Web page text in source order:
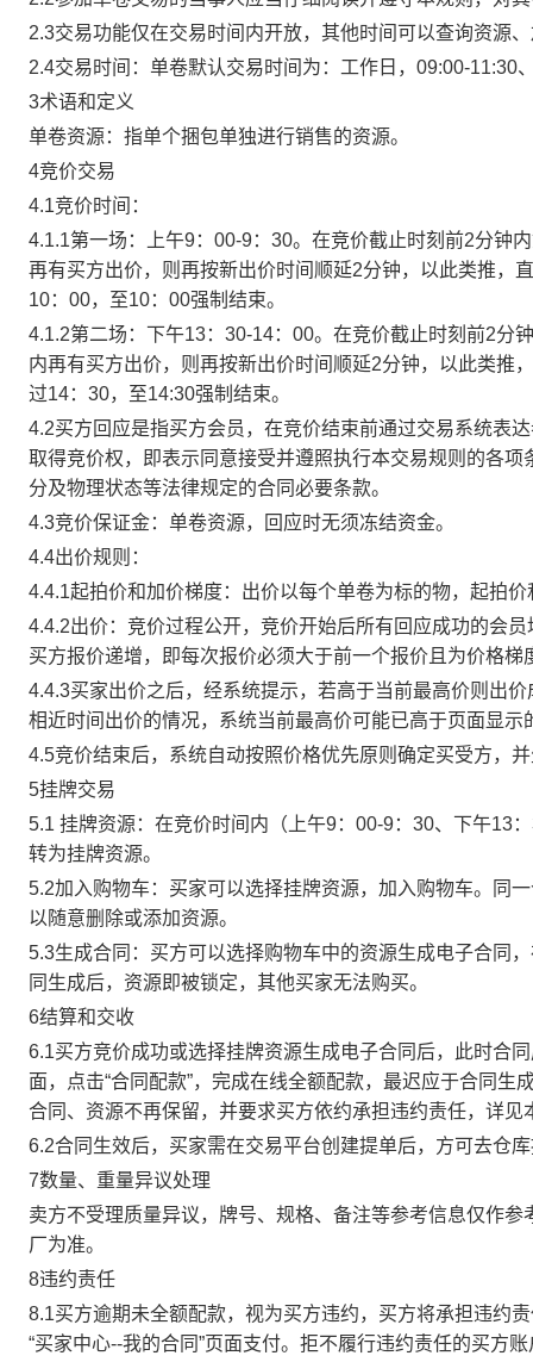
2.3交易功能仅在交易时间内开放，其他时间可以查询资源
2.4交易时间：单卷默认交易时间为：工作日，09:00-11:30
3术语和定义
单卷资源：指单个捆包单独进行销售的资源。
4竞价交易
4.1竞价时间：
4.1.1第一场：上午9：00-9：30。在竞价截止时刻前2分钟
再有买方出价，则再按新出价时间顺延2分钟，以此类推，
10：00，至10：00强制结束。
4.1.2第二场：下午13：30-14：00。在竞价截止时刻前2分
内再有买方出价，则再按新出价时间顺延2分钟，以此类推
过14：30，至14:30强制结束。
4.2买方回应是指买方会员，在竞价结束前通过交易系统表
取得竞价权，即表示同意接受并遵照执行本交易规则的各
分及物理状态等法律规定的合同必要条款。
4.3竞价保证金：单卷资源，回应时无须冻结资金。
4.4出价规则：
4.4.1起拍价和加价梯度：出价以每个单卷为标的物，起拍
4.4.2出价：竞价过程公开，竞价开始后所有回应成功的会
买方报价递增，即每次报价必须大于前一个报价且为价格
4.4.3买家出价之后，经系统提示，若高于当前最高价则出
相近时间出价的情况，系统当前最高价可能已高于页面显示
4.5竞价结束后，系统自动按照价格优先原则确定买受方，
5挂牌交易
5.1 挂牌资源：在竞价时间内（上午9：00-9：30、下午13
转为挂牌资源。
5.2加入购物车：买家可以选择挂牌资源，加入购物车。同
以随意删除或添加资源。
5.3生成合同：买方可以选择购物车中的资源生成电子合同
同生成后，资源即被锁定，其他买家无法购买。
6结算和交收
6.1买方竞价成功或选择挂牌资源生成电子合同后，此时合
面，点击“合同配款”，完成在线全额配款，最迟应于合同
合同、资源不再保留，并要求买方依约承担违约责任，详见
6.2合同生效后，买家需在交易平台创建提单后，方可去仓
7数量、重量异议处理
卖方不受理质量异议，牌号、规格、备注等参考信息仅作
厂为准。
8违约责任
8.1买方逾期未全额配款，视为买方违约，买方将承担违约
“买家中心--我的合同”页面支付。拒不履行违约责任的买方